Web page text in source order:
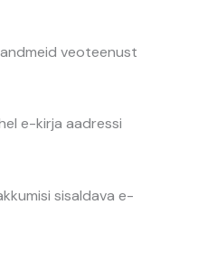
veoteenust
e-kirja aadressi
sisaldava e-